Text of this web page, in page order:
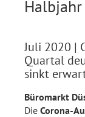
Juli 2020 |
Quartal
sinkt
Büromarkt
Die Corona-